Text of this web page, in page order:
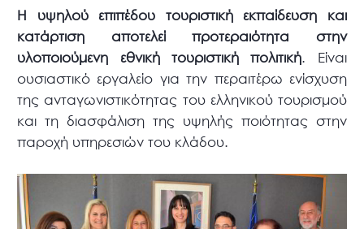
Η υψηλού επιπέδου τουριστική εκπαίδευση και
κατάρτιση αποτελεί προτεραιότητα στην
υλοποιούμενη εθνική τουριστική πολιτική. Είναι
ουσιαστικό εργαλείο για την περαιτέρω ενίσχυση
της ανταγωνιστικότητας του ελληνικού τουρισμού
και τη διασφάλιση της υψηλής ποιότητας στην
παροχή υπηρεσιών του κλάδου.